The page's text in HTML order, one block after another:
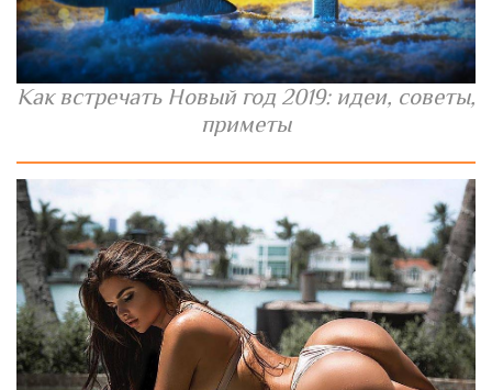
Как встречать Новый год 2019: идеи, советы,
приметы